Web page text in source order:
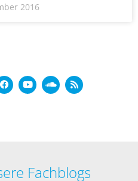
2016
Fachblogs